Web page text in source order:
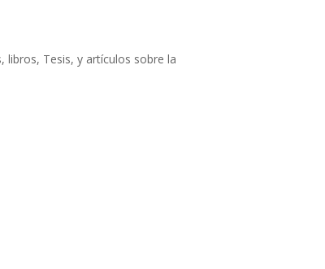
libros, Tesis, y artículos sobre la